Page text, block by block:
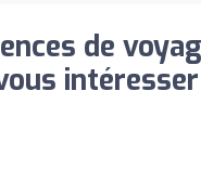
de
intéresser